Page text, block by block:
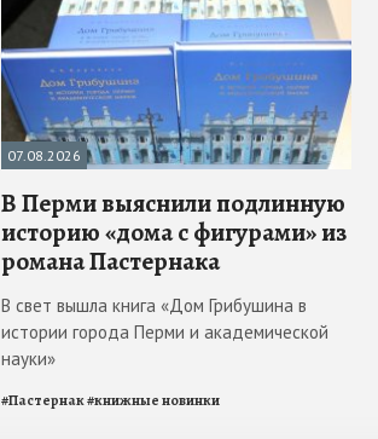
07.08.2026
В Перми выяснили подлинную
историю «дома с фигурами» из
романа Пастернака
В свет вышла книга «Дом Грибушина в
истории города Перми и академической
науки»
#Пастернак#книжные новинки